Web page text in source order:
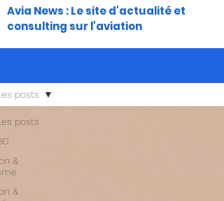
Avia News : Le site d'actualité et
consulting sur l'aviation
posts
&
&
posts